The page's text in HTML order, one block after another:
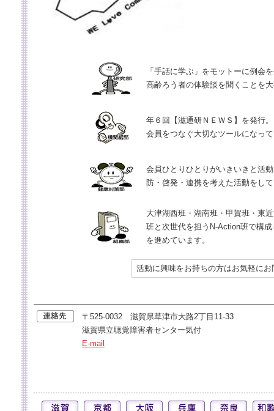
「手話に学ぶ」をモットーに例会
高齢ろう者の体験談を聞くことを
年６回【滋通研ＮＥＷＳ】を発行。
会員をつなぐ大切なツールになっ
会員ひとりひとりがいきいきと活
防・啓発・連携を考えた活動をし
大津湖西班・湖南班・甲賀班・東
班と次世代を担うN-Action班で構
を進めています。
活動に興味をお持ちの方はお気軽に
〒525-0032 滋賀県草津市大路2丁目11-33
滋賀県立聴覚障害者センター気付
E-mail